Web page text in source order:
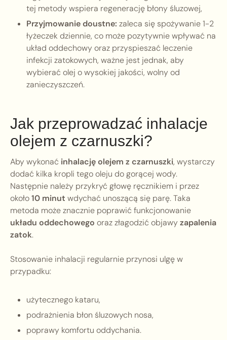
tej metody wspiera regenerację błony śluzowej,
Przyjmowanie doustne: zaleca się spożywanie 1-2
łyżeczek dziennie, co może pozytywnie wpływać na
układ oddechowy oraz przyspieszać leczenie
infekcji zatokowych, ważne jest jednak, aby
wybierać olej o wysokiej jakości, wolny od
zanieczyszczeń.
Jak przeprowadzać inhalacje
olejem z czarnuszki?
Aby wykonać inhalację olejem z czarnuszki, wystarczy
dodać kilka kropli tego oleju do gorącej wody.
Następnie należy przykryć głowę ręcznikiem i przez
około10 minut wdychać unoszącą się parę. Taka
metoda może znacznie poprawić funkcjonowanie
układu oddechowego oraz złagodzić objawy zapalenia
zatok.
Stosowanie inhalacji regularnie przynosi ulgę w
przypadku:
użytecznego kataru,
podrażnienia błon śluzowych nosa,
poprawy komfortu oddychania.